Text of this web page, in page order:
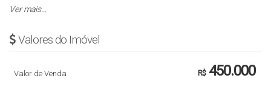
Cód.: 5549
Ver mais...
Valores do Imóvel
R$450.000
Valor de Venda